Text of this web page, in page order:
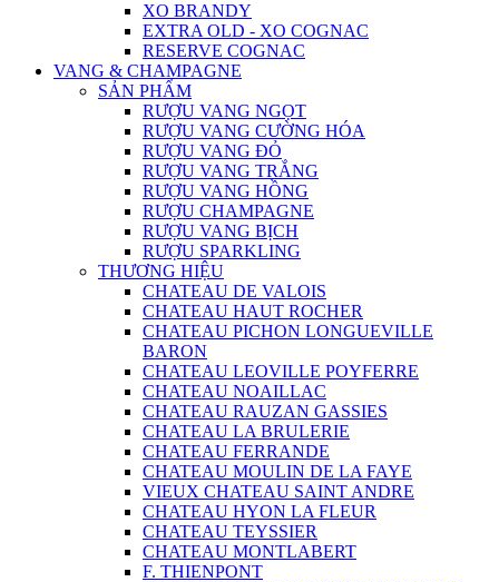
XO BRANDY
EXTRA OLD - XO COGNAC
RESERVE COGNAC
VANG & CHAMPAGNE
SẢN PHẨM
RƯỢU VANG NGỌT
RƯỢU VANG CƯỜNG HÓA
RƯỢU VANG ĐỎ
RƯỢU VANG TRẮNG
RƯỢU VANG HỒNG
RƯỢU CHAMPAGNE
RƯỢU VANG BỊCH
RƯỢU SPARKLING
THƯƠNG HIỆU
CHATEAU DE VALOIS
CHATEAU HAUT ROCHER
CHATEAU PICHON LONGUEVILLE
BARON
CHATEAU LEOVILLE POYFERRE
CHATEAU NOAILLAC
CHATEAU RAUZAN GASSIES
CHATEAU LA BRULERIE
CHATEAU FERRANDE
CHATEAU MOULIN DE LA FAYE
VIEUX CHATEAU SAINT ANDRE
CHATEAU HYON LA FLEUR
CHATEAU TEYSSIER
CHATEAU MONTLABERT
F. THIENPONT